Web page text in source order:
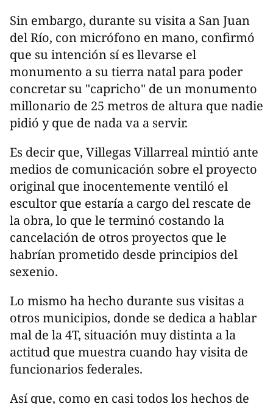
Sin embargo, durante su visita a San Juan
del Río, con micrófono en mano, confirmó
que su intención sí es llevarse el
monumento a su tierra natal para poder
concretar su "capricho" de un monumento
millonario de 25 metros de altura que nadie
pidió y que de nada va a servir.
Es decir que, Villegas Villarreal mintió ante
medios de comunicación sobre el proyecto
original que inocentemente ventiló el
escultor que estaría a cargo del rescate de
la obra, lo que le terminó costando la
cancelación de otros proyectos que le
habrían prometido desde principios del
sexenio.
Lo mismo ha hecho durante sus visitas a
otros municipios, donde se dedica a hablar
mal de la 4T, situación muy distinta a la
actitud que muestra cuando hay visita de
funcionarios federales.
Así que, como en casi todos los hechos de